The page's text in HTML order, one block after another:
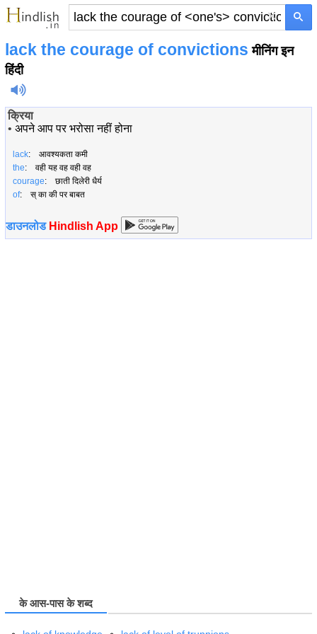
×
lack the courage of convictions मीनिंग इन
हिंदी
क्रिया
• अपने आप पर भरोसा नहीं होना
lack: आवश्यकता कमी
the: वही यह वह वही वह
courage: छाती दिलेरी धैर्य
of: स् का की पर बाबत
डाउनलोड Hindlish App
के आस-पास के शब्द